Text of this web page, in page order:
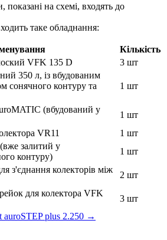
показані на схемі, входять до
таке обладнання:
Кількість
VFK 135 D
3 шт
350 л, із вбудованим
сонячного контуру та
1 шт
(вбудований у
1 шт
VR11
1 шт
залитий у
контуру)
1 шт
з'єднання колекторів між
2 шт
для колектора VFK
3 шт
auroSTEP plus 2.250 →